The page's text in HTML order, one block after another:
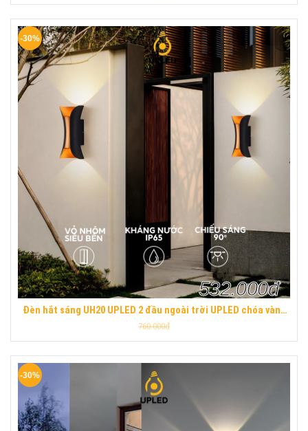
Đèn hắt sáng UH20 UPLED 2 đầu ngoài trời UPLED chóa vàng
hợp kim nhôm sơn tĩnh điện chống nước
532.000đ
760.000đ
-30%
-30%